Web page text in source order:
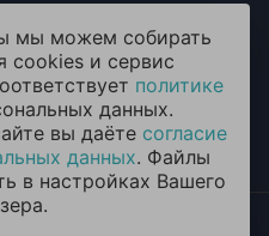
Воздушные шары с
мы можем собирать
cookies и сервис
политике
данных.
вы даёте согласие
данных. Файлы
в настройках Вашего